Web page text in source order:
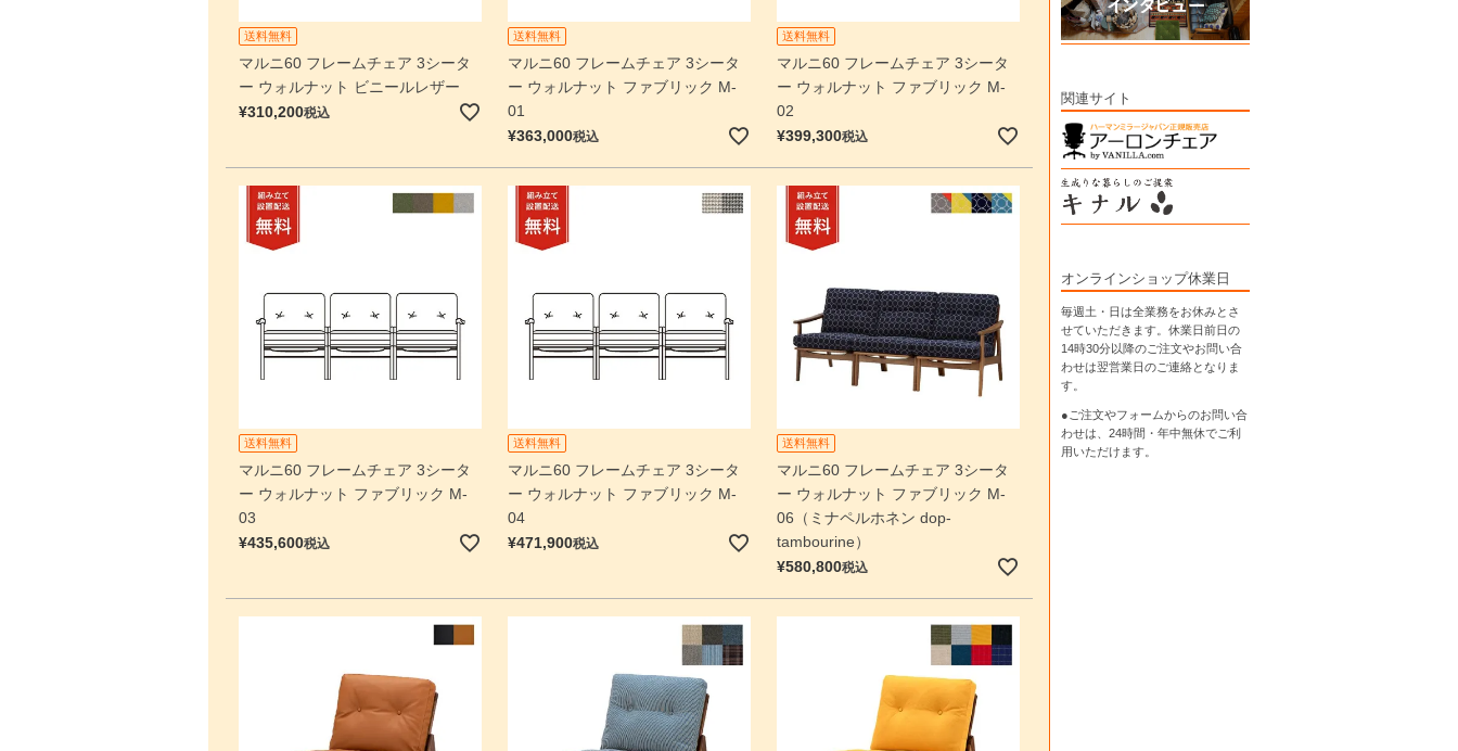
送料無料
マルニ60 フレームチェア 3シータ
ー ウォルナット ビニールレザー
¥310,200税込
送料無料
マルニ60 フレームチェア 3シータ
ー ウォルナット ファブリック M-
01
¥363,000税込
送料無料
マルニ60 フレームチェア 3シータ
ー ウォルナット ファブリック M-
02
¥399,300税込
送料無料
マルニ60 フレームチェア 3シータ
ー ウォルナット ファブリック M-
03
¥435,600税込
送料無料
マルニ60 フレームチェア 3シータ
ー ウォルナット ファブリック M-
04
¥471,900税込
送料無料
マルニ60 フレームチェア 3シータ
ー ウォルナット ファブリック M-
06（ミナペルホネン dop-
tambourine）
¥580,800税込
関連サイト
オンラインショップ休業日
毎週土・日は全業務をお休みとさ
せていただきます。休業日前日の
14時30分以降のご注文やお問い合
わせは翌営業日のご連絡となりま
す。
●ご注文やフォームからのお問い合
わせは、 24時間・年中無休でご利
用いただけます。